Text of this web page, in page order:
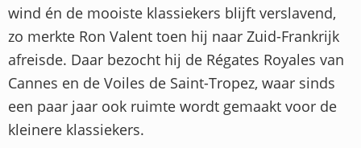
wind én de mooiste klassiekers blijft verslavend,
zo merkte Ron Valent toen hij naar Zuid-Frankrijk
afreisde. Daar bezocht hij de Régates Royales van
Cannes en de Voiles de Saint-Tropez, waar sinds
een paar jaar ook ruimte wordt gemaakt voor de
kleinere klassiekers.